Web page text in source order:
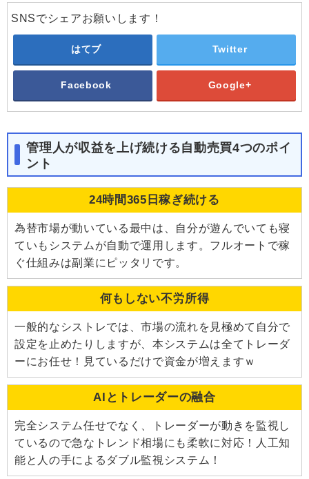
SNSでシェアお願いします！
はてブ Twitter
Facebook Google+
管理人が収益を上げ続ける自動売買4つのポイ
ント
24時間365日稼ぎ続ける
為替市場が動いている最中は、自分が遊んでいても寝
ていもシステムが自動で運用します。フルオートで稼
ぐ仕組みは副業にピッタリです。
何もしない不労所得
一般的なシストレでは、市場の流れを見極めて自分で
設定を止めたりしますが、本システムは全てトレーダ
ーにお任せ！見ているだけで資金が増えますｗ
AIとトレーダーの融合
完全システム任せでなく、トレーダーが動きを監視し
ているので急なトレンド相場にも柔軟に対応！人工知
能と人の手によるダブル監視システム！